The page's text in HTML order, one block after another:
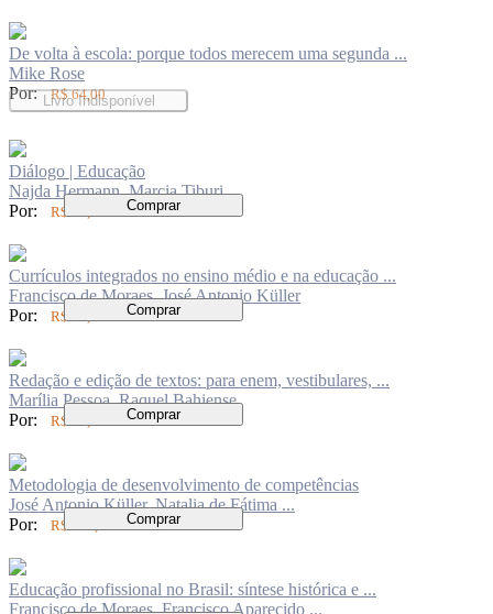
De volta à escola: porque todos merecem uma segunda ...
Mike Rose
Por:
R$ 64,00
Livro Indisponível
Diálogo | Educação
Najda Hermann, Marcia Tiburi
Por:
R$ 62,00 Comprar
Currículos integrados no ensino médio e na educação ...
Francisco de Moraes, José Antonio Küller
Por:
R$ 84,00 Comprar
Redação e edição de textos: para enem, vestibulares, ...
Marília Pessoa, Raquel Bahiense
Por:
R$ 84,00 Comprar
Metodologia de desenvolvimento de competências
José Antonio Küller, Natalia de Fátima ...
Por:
R$ 116,00 Comprar
Educação profissional no Brasil: síntese histórica e ...
Francisco de Moraes, Francisco Aparecido ...